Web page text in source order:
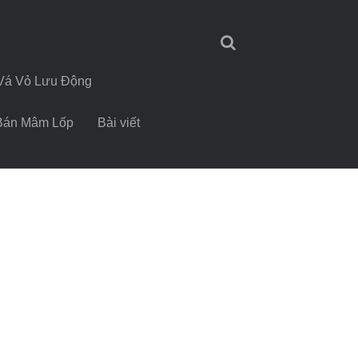
Vỏ Lưu Động
Mâm Lốp Bài viết